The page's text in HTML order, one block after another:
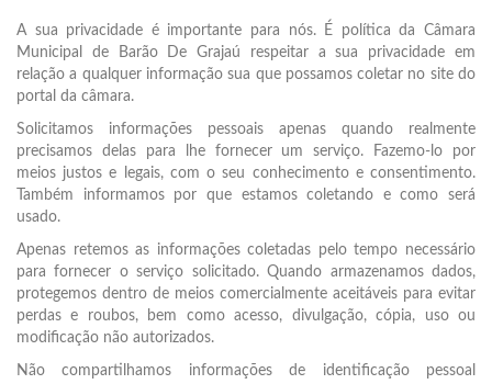
A sua privacidade é importante para nós. É política da Câmara
Municipal de Barão De Grajaú respeitar a sua privacidade em
relação a qualquer informação sua que possamos coletar no site do
portal da câmara.
Solicitamos informações pessoais apenas quando realmente
precisamos delas para lhe fornecer um serviço. Fazemo-lo por
meios justos e legais, com o seu conhecimento e consentimento.
Também informamos por que estamos coletando e como será
usado.
Apenas retemos as informações coletadas pelo tempo necessário
para fornecer o serviço solicitado. Quando armazenamos dados,
protegemos dentro de meios comercialmente aceitáveis para evitar
perdas e roubos, bem como acesso, divulgação, cópia, uso ou
modificação não autorizados.
Não compartilhamos informações de identificação pessoal